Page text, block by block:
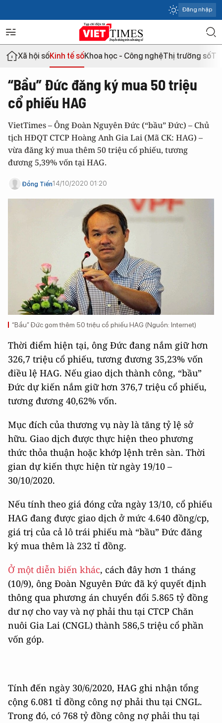
Đăng nhập
Xã hội sốKinh tế sốKhoa học - Công nghệThị trường số
“Bầu” Đức đăng ký mua 50 triệu
cổ phiếu HAG
VietTimes – Ông Đoàn Nguyên Đức (“bầu” Đức) – Chủ
tịch HĐQT CTCP Hoàng Anh Gia Lai (Mã CK: HAG) –
vừa đăng ký mua thêm 50 triệu cổ phiếu, tương
đương 5,39% vốn tại HAG.
Đồng Tiến14/10/2020 01:20
“Bầu” Đức gom thêm 50 triệu cổ phiếu HAG (Nguồn: Internet)
Thời điểm hiện tại, ông Đức đang nắm giữ hơn
326,7 triệu cổ phiếu, tương đương 35,23% vốn
điều lệ HAG. Nếu giao dịch thành công, “bầu”
Đức dự kiến nắm giữ hơn 376,7 triệu cổ phiếu,
tương đương 40,62% vốn.
Mục đích của thương vụ này là tăng tỷ lệ sở
hữu. Giao dịch được thực hiện theo phương
thức thỏa thuận hoặc khớp lệnh trên sàn. Thời
gian dự kiến thực hiện từ ngày 19/10 –
30/10/2020.
Nếu tính theo giá đóng cửa ngày 13/10, cổ phiếu
HAG đang được giao dịch ở mức 4.640 đồng/cp,
giá trị của cả lô trái phiếu mà “bầu” Đức đăng
ký mua thêm là 232 tỉ đồng.
Ở một diễn biến khác, cách đây hơn 1 tháng
(10/9), ông Đoàn Nguyên Đức đã ký quyết định
thông qua phương án chuyển đổi 5.865 tỷ đồng
dư nợ cho vay và nợ phải thu tại CTCP Chăn
nuôi Gia Lai (CNGL) thành 586,5 triệu cổ phần
vốn góp.
Tính đến ngày 30/6/2020, HAG ghi nhận tổng
cộng 6.081 tỉ đồng công nợ phải thu tại CNGL.
Trong đó, có 768 tỷ đồng công nợ phải thu tại